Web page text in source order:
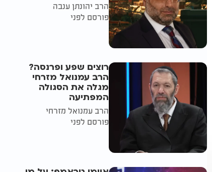
הרב יהונתן ענבה
פורסם לפני
רוצים שפע ופרנסה?
הרב עמנואל מזרחי
מגלה את הסגולה
המפתיעה
הרב עמנואל מזרחי
פורסם לפני